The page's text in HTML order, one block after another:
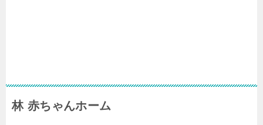
林 赤ちゃんホーム